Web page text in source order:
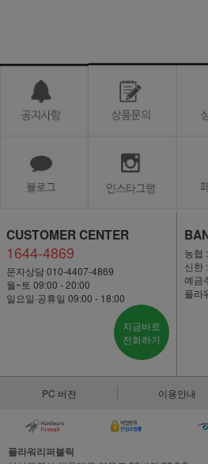
CUSTOMER CENTER
1644-4869
문자상담 010-4407-4869
월~토 09:00 - 20:00
일요일·공휴일 09:00 - 18:00
지금바로
전화하기
농협
신한
예금
플라
PC 버전 이용안내
플라워리퍼블릭